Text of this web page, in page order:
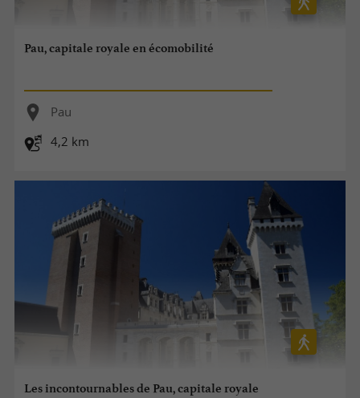
Pau, capitale royale en écomobilité
Pau
4,2 km
Les incontournables de Pau, capitale royale